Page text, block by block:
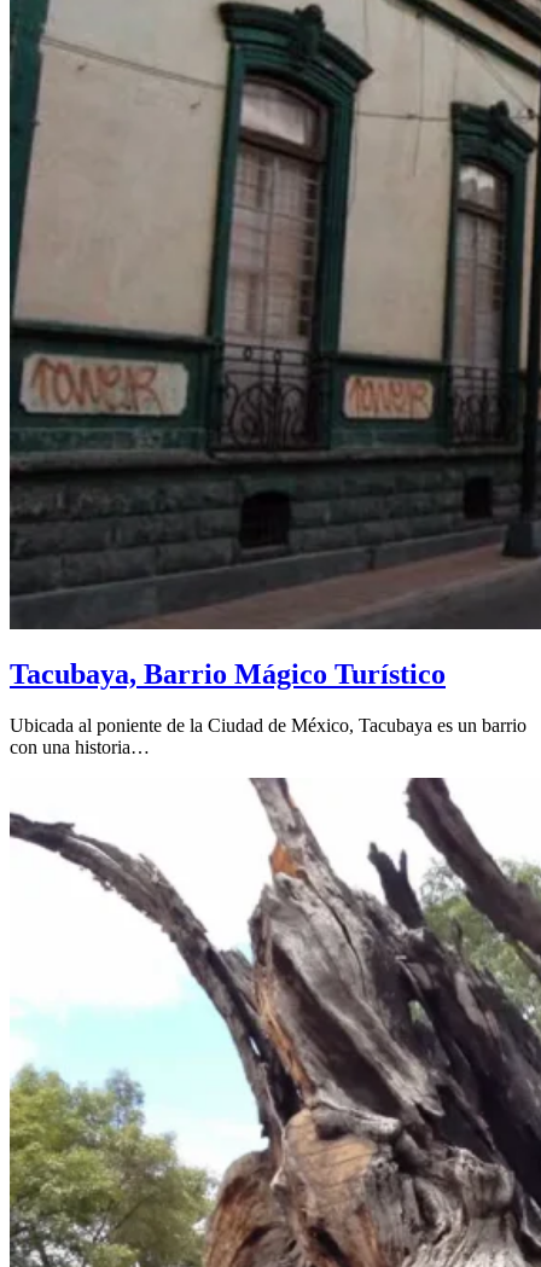
Tacubaya, Barrio Mágico Turístico
Ubicada al poniente de la Ciudad de México, Tacubaya es un barrio
con una historia…